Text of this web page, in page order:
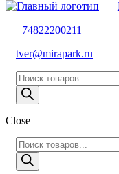
MiraPark
+74822200211
tver@mirapark.ru
Поиск
товаров
Close
Поиск
товаров